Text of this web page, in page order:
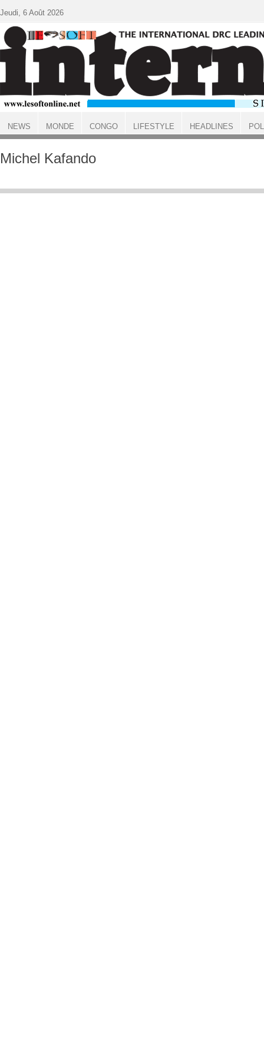
ACCUEIL
Michel Kafando
Jeudi, 6 Août 2026
NEWS MONDE CONGO LIFESTYLE HEADLINES